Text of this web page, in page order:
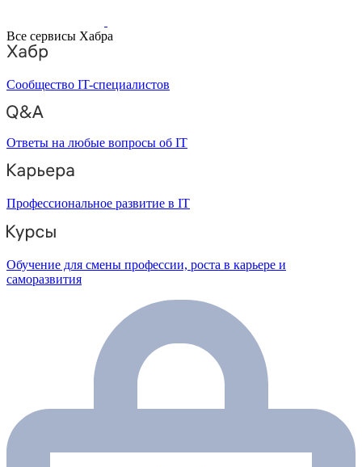
Все сервисы Хабра
Сообщество IT-специалистов
Ответы на любые вопросы об IT
Профессиональное развитие в IT
Обучение для смены профессии, роста в карьере и
саморазвития